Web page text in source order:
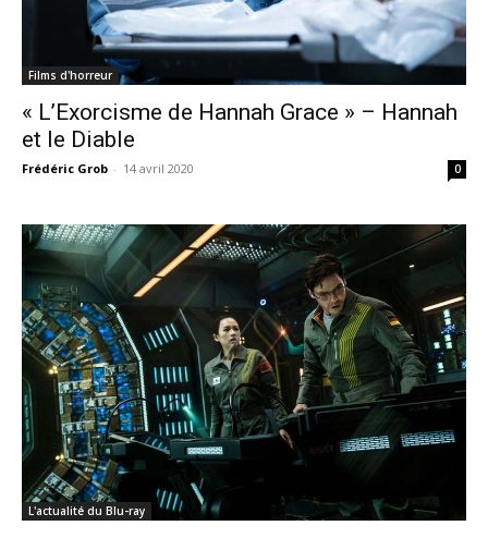
Films d'horreur
« L’Exorcisme de Hannah Grace » – Hannah
et le Diable
Frédéric Grob - 14 avril 2020 0
L'actualité du Blu-ray